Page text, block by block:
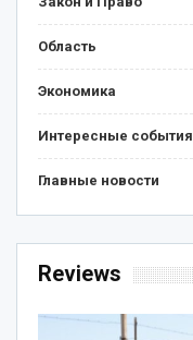
Область
Экономика
Интересные события
Главные новости
Reviews